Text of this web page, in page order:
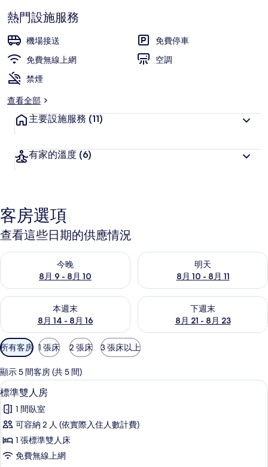
熱門設施服務
機場接送
免費停車
免費無線上網
空調
禁煙
查看全部
主要設施服務 (11)
有家的溫度 (6)
客房選項
查看這些日期的供應情況
今晚
8月 9 - 8月 10
查看今晚 (8月 9 - 8月 10) 的供應情況
明天
8月 10 - 8月 11
查看明天 (8月 10 - 8月 11) 的
本週末
8月 14 - 8月 16
查看本週末 (8月 14 - 8月 16) 的供應情況
下週末
8月 21 - 8月 23
查看下週末 (8月 21 - 8月 23)
可
用
的
客
房
篩
選
條
所有客房 1 張床 2 張床 3 張床以上
顯示 5 間客房 (共 5 間)
顯
示
標
準
雙
標準雙人房 | 書桌、遮光布/窗簾、免
5
標準雙人房
1 間臥室
可容納 2 人 (依實際入住人數計費)
1 張標準雙人床
免費無線上網